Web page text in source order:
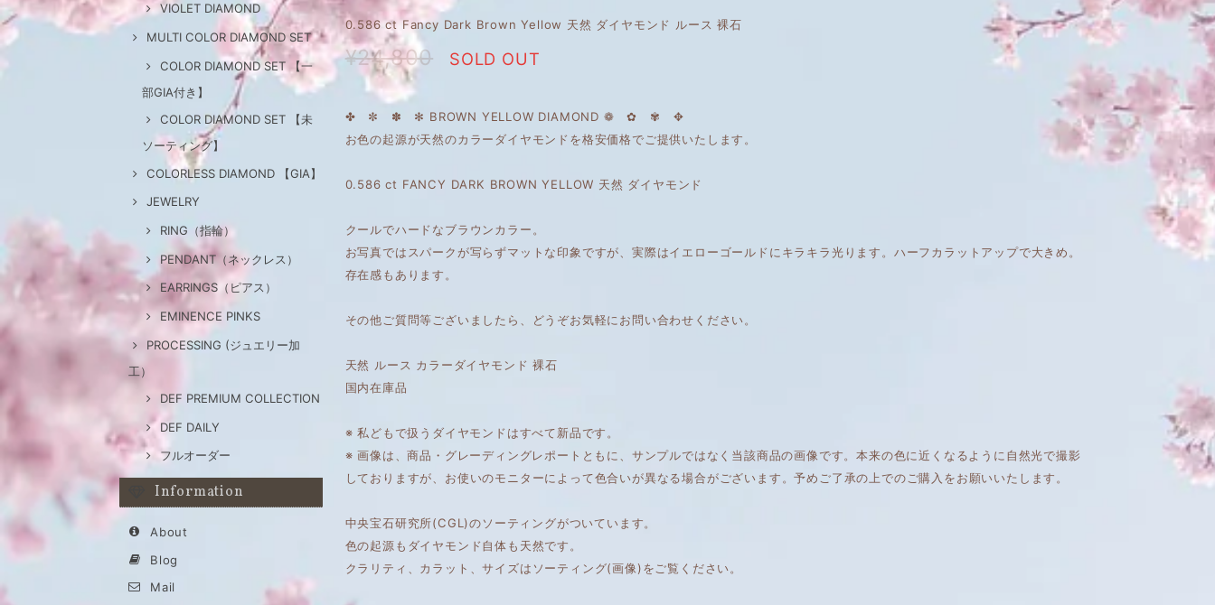
VIOLET DIAMOND
MULTI COLOR DIAMOND SET
COLOR DIAMOND SET 【一
部GIA付き】
COLOR DIAMOND SET 【未
ソーティング】
COLORLESS DIAMOND 【GIA】
JEWELRY
RING（指輪）
PENDANT（ネックレス）
EARRINGS（ピアス）
EMINENCE PINKS
PROCESSING (ジュエリー加
工）
DEF PREMIUM COLLECTION
DEF DAILY
フルオーダー
Information
About
Blog
Mail
0.586 ct Fancy Dark Brown Yellow 天然 ダイヤモンド ルース 裸石
¥24,800 SOLD OUT
✤ ✼ ✽ ✻ BROWN YELLOW DIAMOND ❁ ✿ ✾ ✥
お色の起源が天然のカラーダイヤモンドを格安価格でご提供いたします。
0.586 ct FANCY DARK BROWN YELLOW 天然 ダイヤモンド
クールでハードなブラウンカラー。
お写真ではスパークが写らずマットな印象ですが、実際はイエローゴールドにキラキラ光ります。ハーフカラットアップで大きめ。
存在感もあります。
その他ご質問等ございましたら、どうぞお気軽にお問い合わせください。
天然 ルース カラーダイヤモンド 裸石
国内在庫品
※ 私どもで扱うダイヤモンドはすべて新品です。
※ 画像は、商品・グレーディングレポートともに、サンプルではなく当該商品の画像です。本来の色に近くなるように自然光で撮影
しておりますが、お使いのモニターによって色合いが異なる場合がございます。予めご了承の上でのご購入をお願いいたします。
中央宝石研究所(CGL)のソーティングがついています。
色の起源もダイヤモンド自体も天然です。
クラリティ、カラット、サイズはソーティング(画像)をご覧ください。